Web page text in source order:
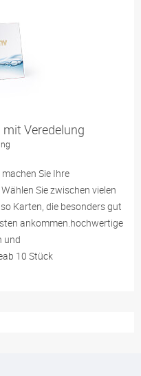
Veredelung
Sie Ihre
Sie zwischen vielen
Karten, die besonders gut
ankommen.hochwertige
und
10 Stück